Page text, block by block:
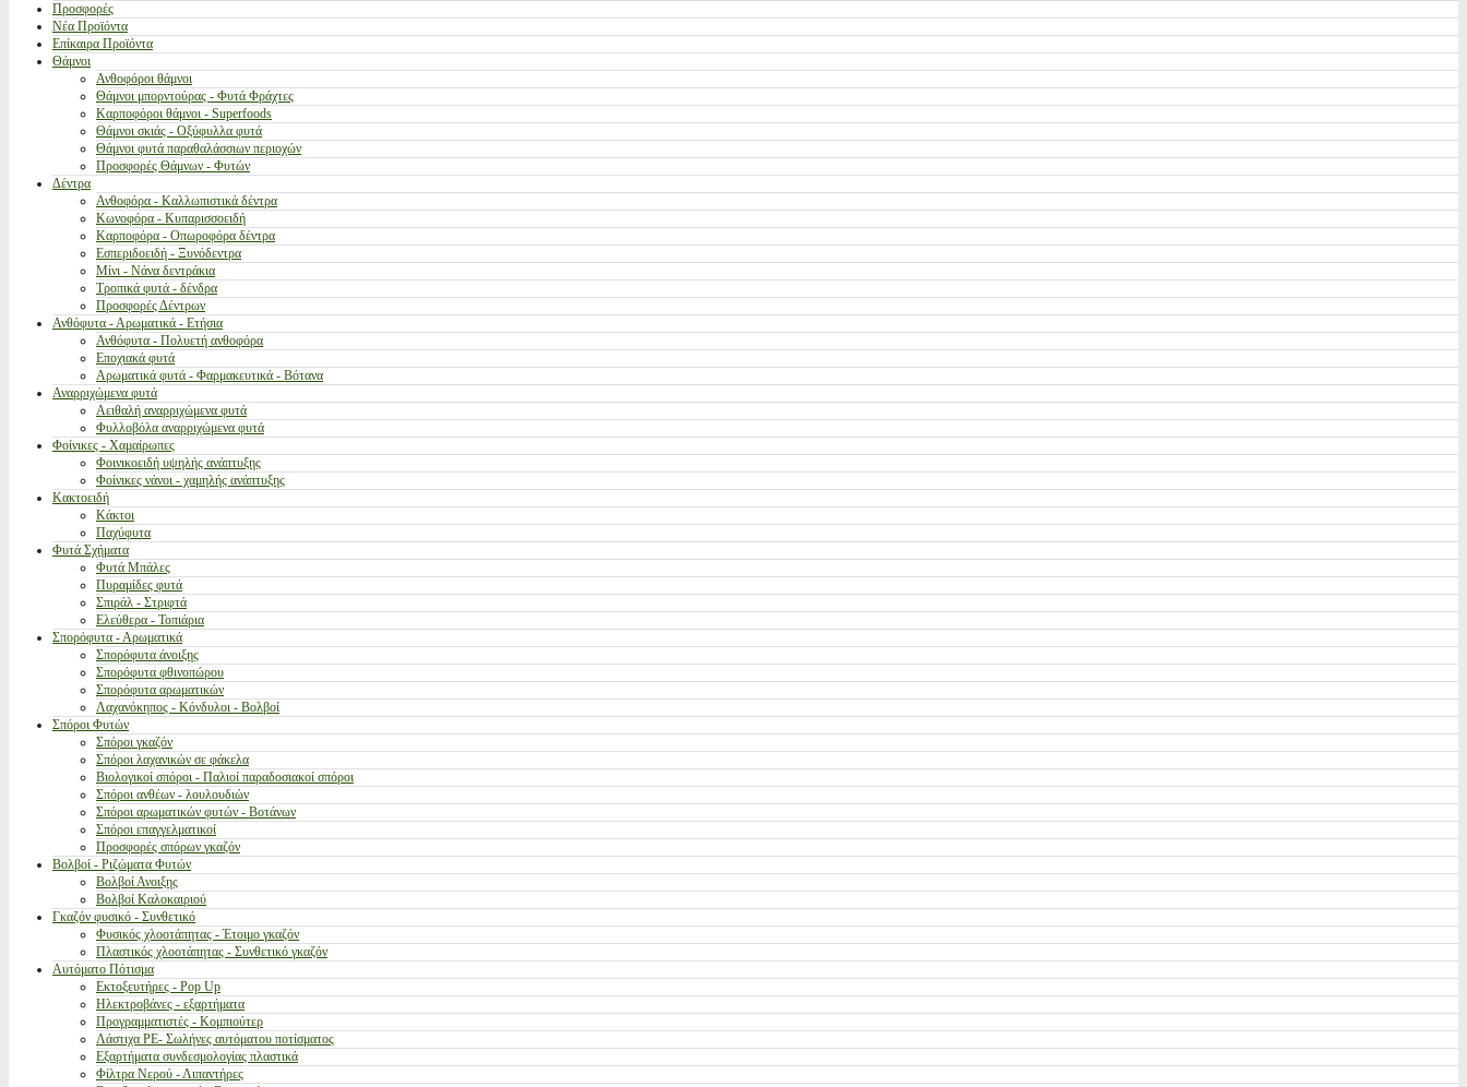
Προσφορές
Νέα Προϊόντα
Επίκαιρα Προϊόντα
Θάμνοι
Ανθοφόροι θάμνοι
Θάμνοι μπορντούρας - Φυτά Φράχτες
Καρποφόροι θάμνοι - Superfoods
Θάμνοι σκιάς - Οξύφυλλα φυτά
Θάμνοι φυτά παραθαλάσσιων περιοχών
Προσφορές Θάμνων - Φυτών
Δέντρα
Ανθοφόρα - Καλλωπιστικά δέντρα
Κωνοφόρα - Κυπαρισσοειδή
Καρποφόρα - Οπωροφόρα δέντρα
Εσπεριδοειδή - Ξυνόδεντρα
Μίνι - Νάνα δεντράκια
Τροπικά φυτά - δένδρα
Προσφορές Δέντρων
Ανθόφυτα - Αρωματικά - Ετήσια
Ανθόφυτα - Πολυετή ανθοφόρα
Εποχιακά φυτά
Αρωματικά φυτά - Φαρμακευτικά - Βότανα
Αναρριχώμενα φυτά
Αειθαλή αναρριχώμενα φυτά
Φυλλοβόλα αναρριχώμενα φυτά
Φοίνικες - Χαμαίρωπες
Φοινικοειδή υψηλής ανάπτυξης
Φοίνικες νάνοι - χαμηλής ανάπτυξης
Κακτοειδή
Κάκτοι
Παχύφυτα
Φυτά Σχήματα
Φυτά Μπάλες
Πυραμίδες φυτά
Σπιράλ - Στριφτά
Ελεύθερα - Τοπιάρια
Σπορόφυτα - Αρωματικά
Σπορόφυτα άνοιξης
Σπορόφυτα φθινοπώρου
Σπορόφυτα αρωματικών
Λαχανόκηπος - Κόνδυλοι - Βολβοί
Σπόροι Φυτών
Σπόροι γκαζόν
Σπόροι λαχανικών σε φάκελα
Βιολογικοί σπόροι - Παλιοί παραδοσιακοί σπόροι
Σπόροι ανθέων - λουλουδιών
Σπόροι αρωματικών φυτών - Βοτάνων
Σπόροι επαγγελματικοί
Προσφορές σπόρων γκαζόν
Βολβοί - Ριζώματα Φυτών
Βολβοί Ανοιξης
Βολβοί Καλοκαιριού
Γκαζόν φυσικό - Συνθετικό
Φυσικός χλοοτάπητας - Έτοιμο γκαζόν
Πλαστικός χλοοτάπητας - Συνθετικό γκαζόν
Αυτόματο Πότισμα
Εκτοξευτήρες - Pop Up
Ηλεκτροβάνες - εξαρτήματα
Προγραμματιστές - Κομπιούτερ
Λάστιχα PE- Σωλήνες αυτόματου ποτίσματος
Εξαρτήματα συνδεσμολογίας πλαστικά
Φίλτρα Νερού - Λιπαντήρες